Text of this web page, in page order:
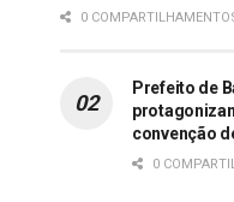
0
Prefeito de
convenção
0